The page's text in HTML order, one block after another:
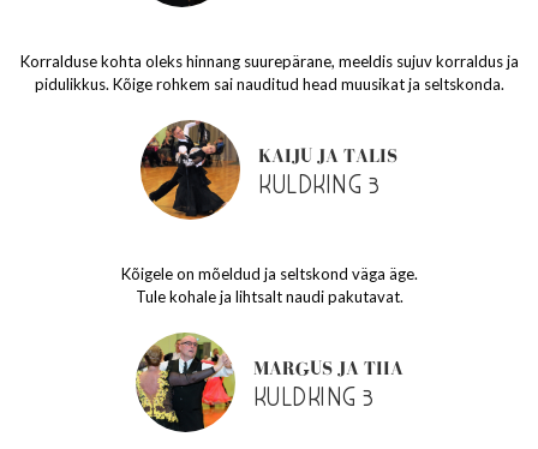
Korralduse kohta oleks hinnang suurepärane, meeldis sujuv korraldus ja
pidulikkus. Kõige rohkem sai nauditud head muusikat ja seltskonda.
KAIJU JA TALIS
KULDKING 3
Kõigele on mõeldud ja seltskond väga äge.
Tule kohale ja lihtsalt naudi pakutavat.
MARGUS JA TIIA
KULDKING 3